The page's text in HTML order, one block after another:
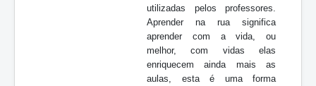
utilizadas pelos professores.
Aprender na rua significa
aprender com a vida, ou
melhor, com vidas elas
enriquecem ainda mais as
aulas, esta é uma forma